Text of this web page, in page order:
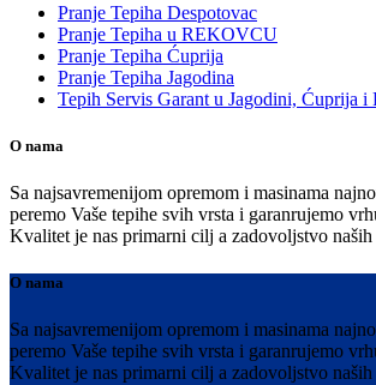
Pranje Tepiha Despotovac
Pranje Tepiha u REKOVCU
Pranje Tepiha Ćuprija
Pranje Tepiha Jagodina
Tepih Servis Garant u Jagodini, Ćuprija i
O nama
Sa najsavremenijom opremom i masinama
peremo Vaše tepihe svih vrsta i garanrujemo
Kvalitet je nas primarni cilj a zadovoljstvo naših
O nama
Sa najsavremenijom opremom i masinama
peremo Vaše tepihe svih vrsta i garanrujemo
Kvalitet je nas primarni cilj a zadovoljstvo naših